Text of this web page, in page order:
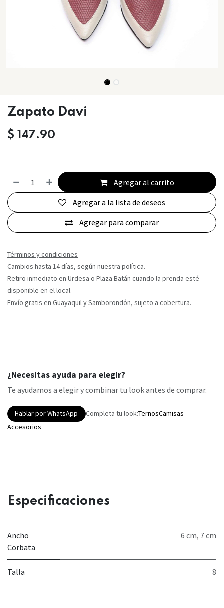
Zapato Davi
$ 147.90
Agregar al carrito
Agregar para comparar
Agregar a la lista de deseos
Términos y condiciones
Cambios hasta 14 días, según nuestra política.
Retiro inmediato en Urdesa o Plaza Batán cuando la prenda esté
disponible en el local.
Envío gratis en Guayaquil y Samborondón, sujeto a cobertura.
¿Necesitas ayuda para elegir?
Te ayudamos a elegir y combinar tu look antes de comprar.
Hablar por WhatsApp Completa tu look:TernosCamisas
Accesorios
Especificaciones
Ancho
Corbata
6 cm, 7 cm
Talla 8